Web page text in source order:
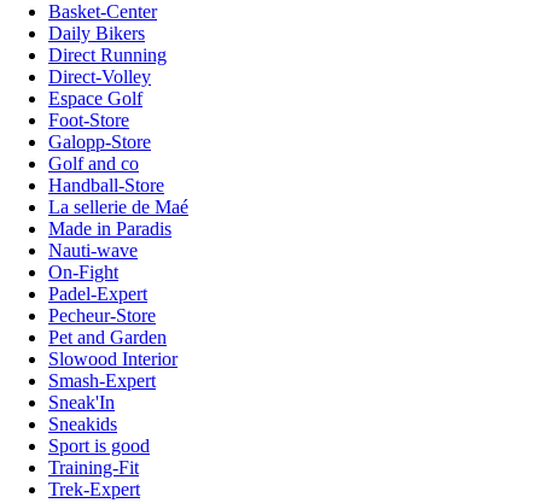
Basket-Center
Daily Bikers
Direct Running
Direct-Volley
Espace Golf
Foot-Store
Galopp-Store
Golf and co
Handball-Store
La sellerie de Maé
Made in Paradis
Nauti-wave
On-Fight
Padel-Expert
Pecheur-Store
Pet and Garden
Slowood Interior
Smash-Expert
Sneak'In
Sneakids
Sport is good
Training-Fit
Trek-Expert